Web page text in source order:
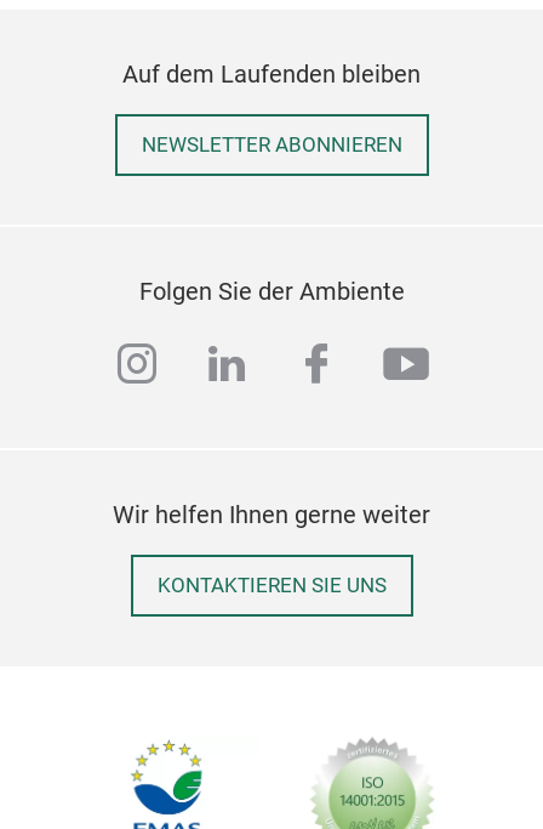
Auf dem Laufenden bleiben
NEWSLETTER ABONNIEREN
Folgen Sie der Ambiente
instagram
linkedinfacebook
Wir helfen Ihnen gerne weiter
KONTAKTIEREN SIE UNS